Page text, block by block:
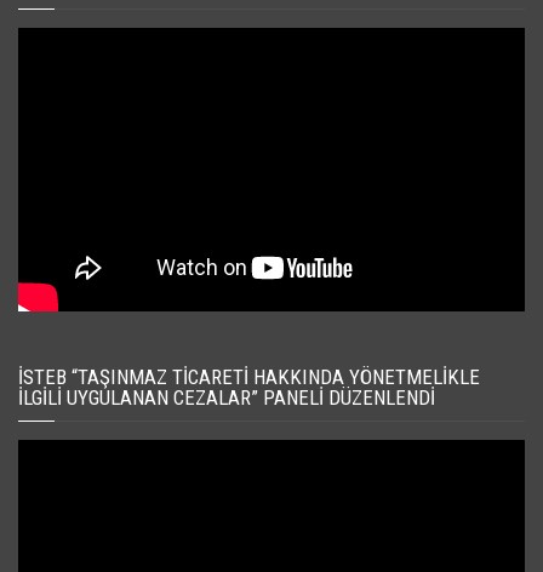
İSTEB “TAŞINMAZ TICARETI HAKKINDA YÖNETMELIKLE
İLGILI UYGULANAN CEZALAR” PANELI DÜZENLENDI